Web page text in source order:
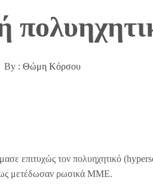
By : Θώμη Κόρσου
επιτυχώς τον πολυηχητικό
μετέδωσαν ρωσικά ΜΜΕ.